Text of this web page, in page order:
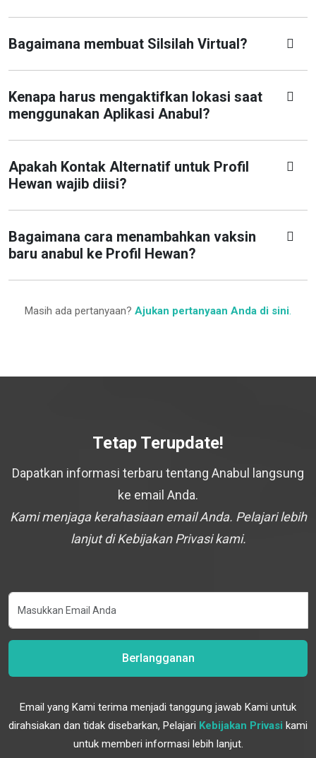
Bagaimana membuat Silsilah Virtual?
Kenapa harus mengaktifkan lokasi saat
menggunakan Aplikasi Anabul?
Apakah Kontak Alternatif untuk Profil
Hewan wajib diisi?
Bagaimana cara menambahkan vaksin
baru anabul ke Profil Hewan?
Masih ada pertanyaan? Ajukan pertanyaan Anda di sini.
Tetap Terupdate!
Dapatkan informasi terbaru tentang Anabul langsung
ke email Anda.
Kami menjaga kerahasiaan email Anda. Pelajari lebih
lanjut di Kebijakan Privasi kami.
Berlangganan
Email yang Kami terima menjadi tanggung jawab Kami untuk
dirahsiakan dan tidak disebarkan, Pelajari Kebijakan Privasi kami
untuk memberi informasi lebih lanjut.